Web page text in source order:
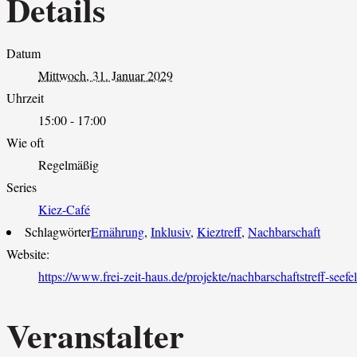
Datum
Mittwoch, 31. Januar 2029
Uhrzeit
15:00 - 17:00
Wie oft
Regelmäßig
Series
Kiez-Café
SchlagwörterErnährung, Inklusiv, Kieztreff, Nachbarschaft
Website:
https://www.frei-zeit-haus.de/projekte/nachbarschaftstreff-
Veranstalter